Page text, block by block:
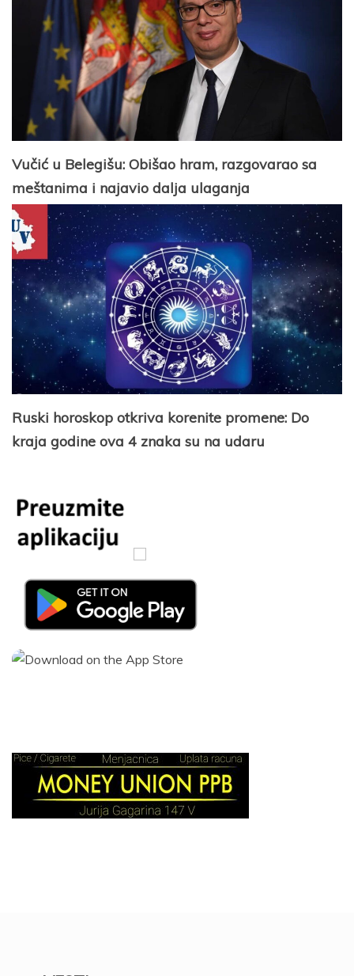
Vučić u Belegišu: Obišao hram, razgovarao sa
meštanima i najavio dalja ulaganja
Ruski horoskop otkriva korenite promene: Do
kraja godine ova 4 znaka su na udaru